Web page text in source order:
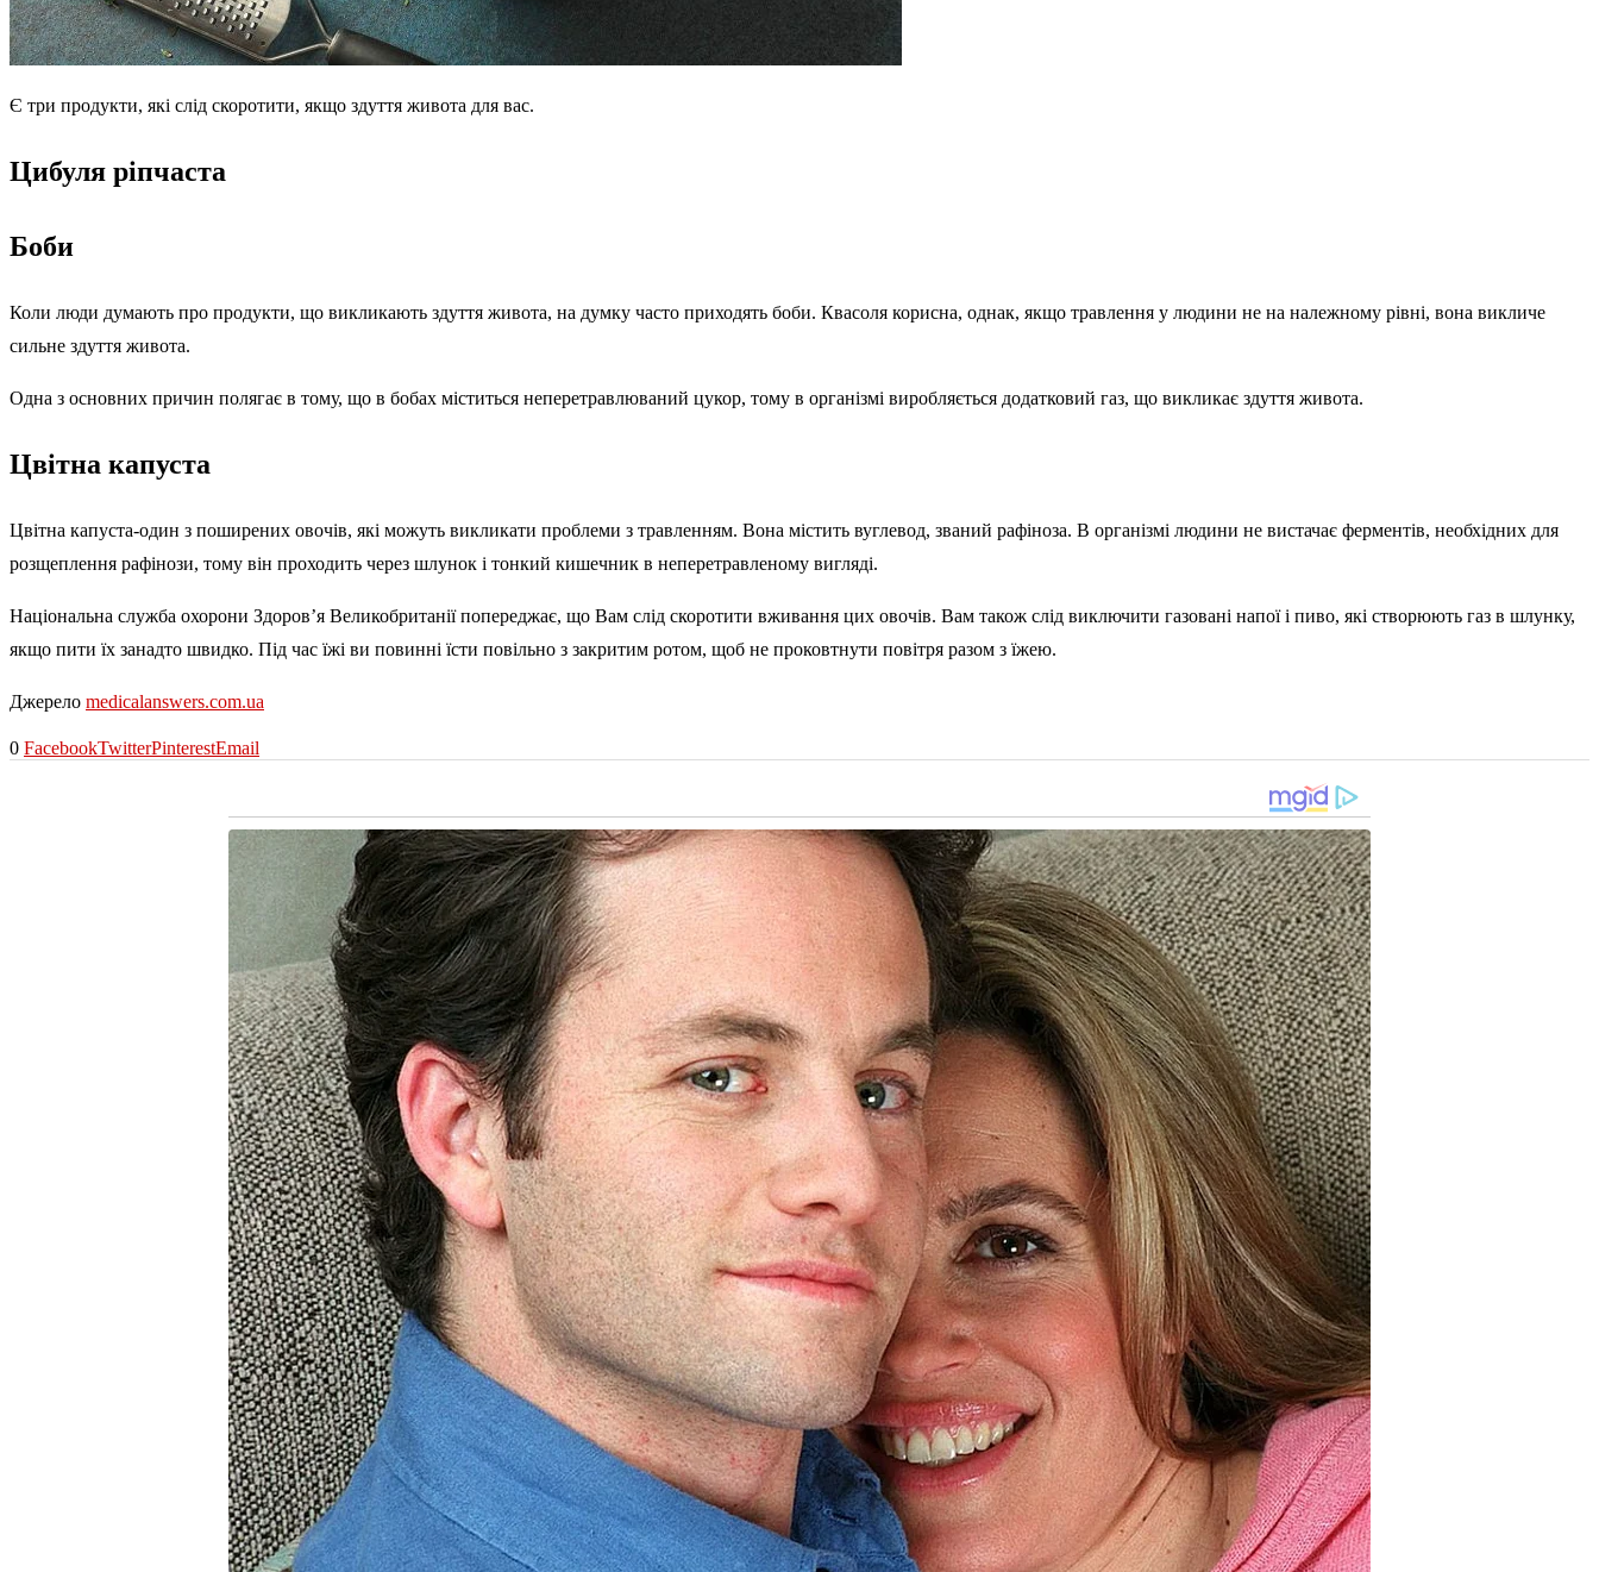
Є три продукти, які слід скоротити, якщо здуття живота для вас.
Цибуля ріпчаста
Боби
Коли люди думають про продукти, що викликають здуття живота, на думку часто приходять боби. Квасоля корисна, однак, якщо травлення у людини не на належному рівні, вона викличе
сильне здуття живота.
Одна з основних причин полягає в тому, що в бобах міститься неперетравлюваний цукор, тому в організмі виробляється додатковий газ, що викликає здуття живота.
Цвітна капуста
Цвітна капуста-один з поширених овочів, які можуть викликати проблеми з травленням. Вона містить вуглевод, званий рафіноза. В організмі людини не вистачає ферментів, необхідних для
розщеплення рафінози, тому він проходить через шлунок і тонкий кишечник в неперетравленому вигляді.
Національна служба охорони Здоров’я Великобританії попереджає, що Вам слід скоротити вживання цих овочів. Вам також слід виключити газовані напої і пиво, які створюють газ в шлунку,
якщо пити їх занадто швидко. Під час їжі ви повинні їсти повільно з закритим ротом, щоб не проковтнути повітря разом з їжею.
Джерело medicalanswers.com.ua
0 FacebookTwitterPinterestEmail